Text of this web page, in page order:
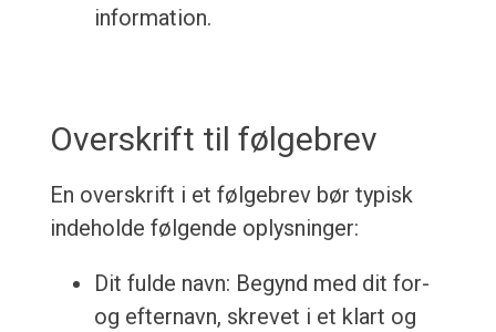
information.
Overskrift til følgebrev
En overskrift i et følgebrev bør typisk
indeholde følgende oplysninger:
Dit fulde navn: Begynd med dit for-
og efternavn, skrevet i et klart og